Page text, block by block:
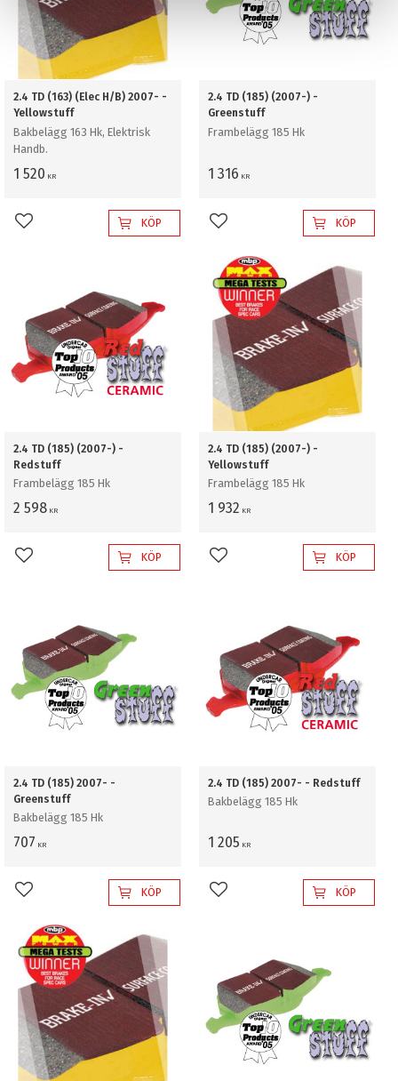
2.4 TD (163) (Elec H/B) 2007- -
Yellowstuff
Bakbelägg 163 Hk, Elektrisk
Handb.
1 520 KR
Lägg till i favoriterKÖP
2.4 TD (185) (2007-) -
Greenstuff
Frambelägg 185 Hk
1 316 KR
Lägg till i favoriterKÖP
2.4 TD (185) (2007-) -
Redstuff
Frambelägg 185 Hk
2 598 KR
Lägg till i favoriterKÖP
2.4 TD (185) (2007-) -
Yellowstuff
Frambelägg 185 Hk
1 932 KR
Lägg till i favoriterKÖP
2.4 TD (185) 2007- -
Greenstuff
Bakbelägg 185 Hk
707 KR
Lägg till i favoriterKÖP
2.4 TD (185) 2007- - Redstuff
Bakbelägg 185 Hk
1 205 KR
Lägg till i favoriterKÖP